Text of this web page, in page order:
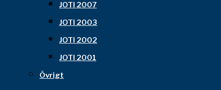
JOTI 2007
JOTI 2003
JOTI 2002
JOTI 2001
Övrigt